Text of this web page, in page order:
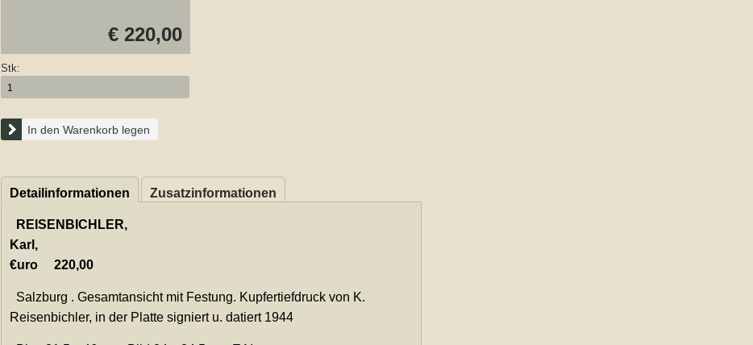
€ 220,00
Stk:
In den Warenkorb legen
Detailinformationen Zusatzinformationen
REISENBICHLER,
Karl,
€uro
220,00
Salzburg . Gesamtansicht mit Festung. Kupfertiefdruck von K.
Reisenbichler, in der Platte signiert u. datiert 1944